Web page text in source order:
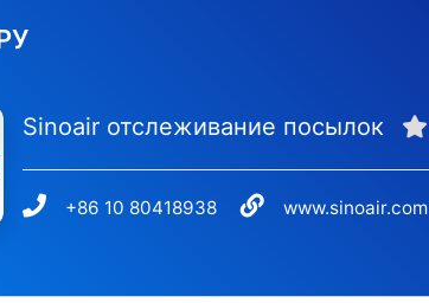
Sinoair отслеживание посылок
+86 10 80418938 www.sinoair.com